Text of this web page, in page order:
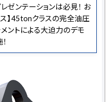
ゼンテーションは必見！ お
】45tonクラスの完全油圧
ントによる大迫力のデモ
！